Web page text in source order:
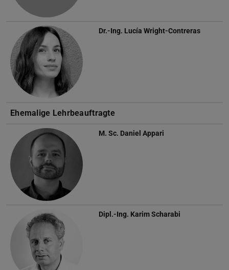
Dr.-Ing. Lucía Wright-Contreras
Ehemalige Lehrbeauftragte
M. Sc. Daniel Appari
Dipl.-Ing. Karim Scharabi